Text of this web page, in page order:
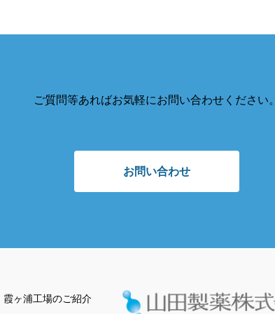
ご質問等あればお気軽にお問い合わせください。
お問い合わせ
霞ヶ浦工場のご紹介